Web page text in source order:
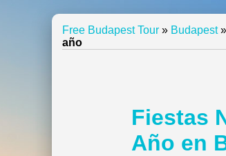
Free Budapest Tour » Budapest»
año
Fiestas
Año en